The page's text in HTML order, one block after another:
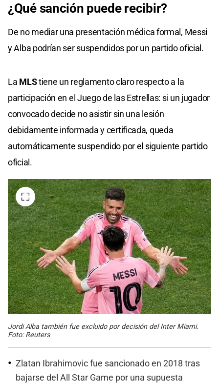
¿Qué sanción puede recibir?
De no mediar una presentación médica formal, Messi
y Alba podrían ser suspendidos por un partido oficial.
La MLStiene un reglamento claro respecto a la
participación en el Juego de las Estrellas: si un jugador
convocado decide no asistir sin una lesión
debidamente informada y certificada, queda
automáticamente suspendido por el siguiente partido
oficial.
Jordi Alba también fue excluido por decisión del Inter Miami.
Foto: Reuters
Zlatan Ibrahimovic fue sancionado en 2018 tras
bajarse del All Star Game por una supuesta